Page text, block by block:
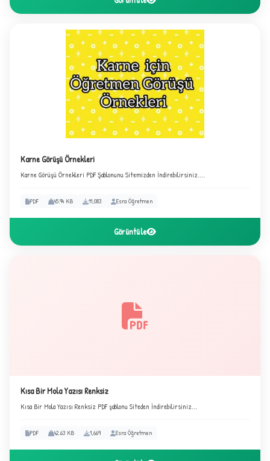
Karne Görüşü Örnekleri
Karne Görüşü Örnekleri PDF Şablonunu Sitemizden İndirebilirsiniz....
PDF 45.94 KB 11,083 Esra Öğretmen
Görüntüle
Kısa Bir Mola Yazısı Renksiz
Kısa Bir Mola Yazısı Renksiz PDF şablonu Siteden İndirebilirsiniz...
PDF 42.63 KB 1,669 Esra Öğretmen